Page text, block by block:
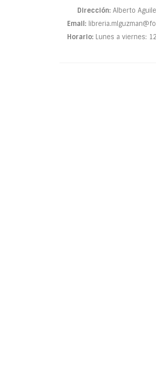
Dirección: Alberto
Email:
Horario: Lunes a viernes: